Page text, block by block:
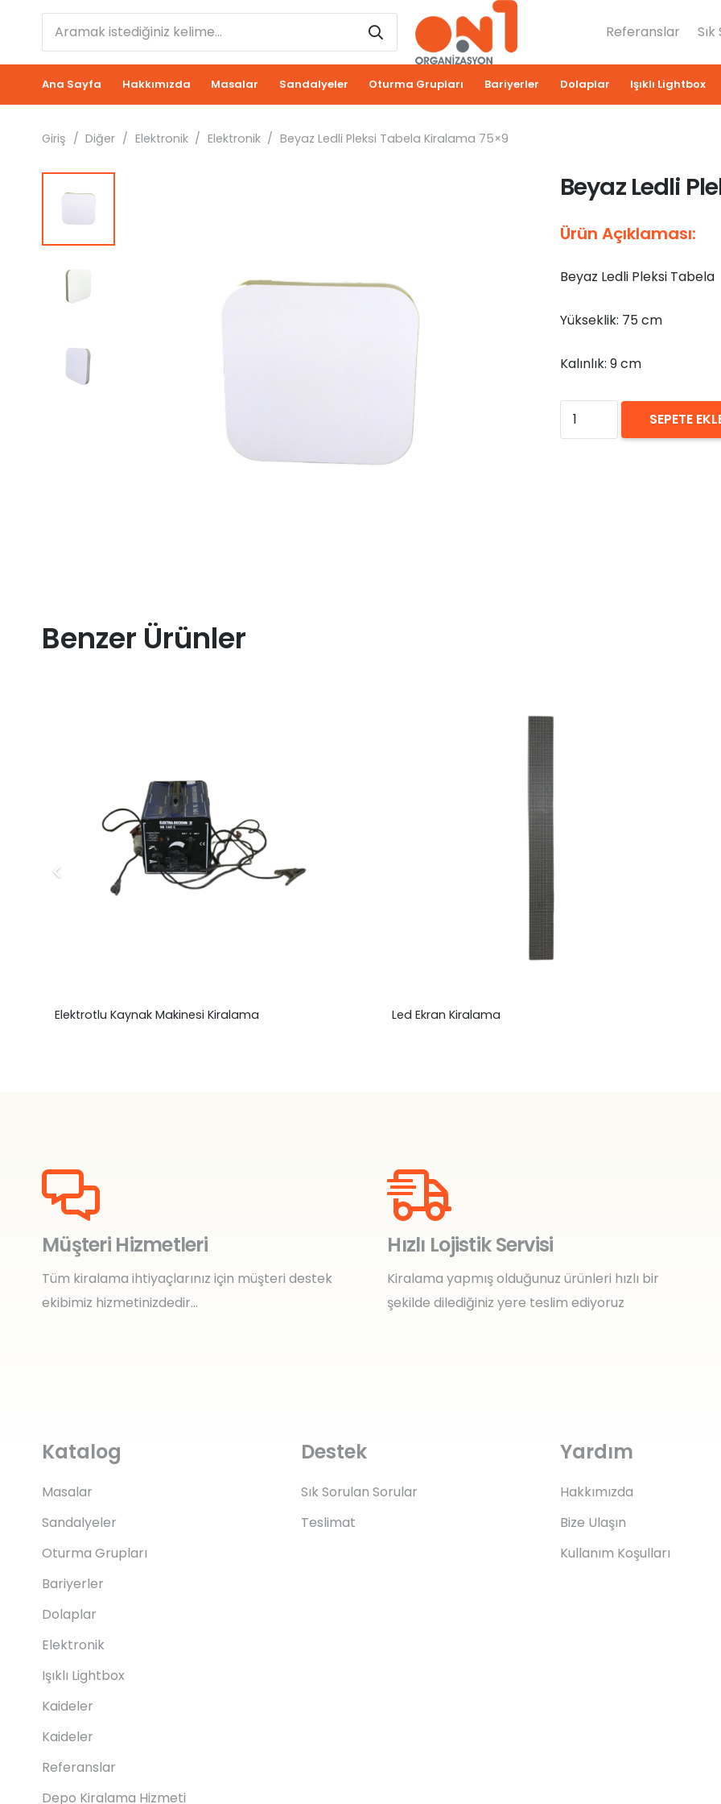
Referanslar
Ana Sayfa Hakkımızda Masalar Sandalyeler Oturma Grupları Bariyerler Dolaplar Işıklı Lightbox
Giriş / Diğer / Elektronik / Elektronik / Beyaz Ledli Pleksi Tabela Kiralama 75×9
Beyaz Ledli
Ürün Açıklaması:
Beyaz Ledli Pleksi Tabela
Yükseklik: 75 cm
Kalınlık: 9 cm
Beyaz
Ledli
SEPETE
Benzer Ürünler
Elektrotlu Kaynak Makinesi Kiralama Led Ekran Kiralama
Müşteri Hizmetleri
Tüm kiralama ihtiyaçlarınız için müşteri destek
ekibimiz hizmetinizdedir…
Hızlı Lojistik Servisi
Kiralama yapmış olduğunuz ürünleri hızlı bir
şekilde dilediğiniz yere teslim ediyoruz
Katalog
Masalar
Sandalyeler
Oturma Grupları
Bariyerler
Dolaplar
Elektronik
Işıklı Lightbox
Kaideler
Kaideler
Referanslar
Depo Kiralama Hizmeti
Destek
Sık Sorulan Sorular
Teslimat
Yardım
Hakkımızda
Bize Ulaşın
Kullanım Koşulları